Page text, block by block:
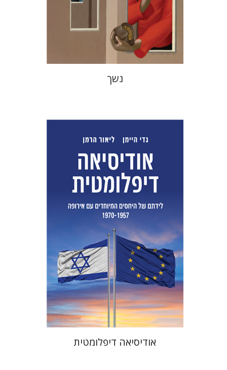
הנחת אתר ספר מודפס
$42
$38
נשך
ליאור הרמן גדי היימן
הנחת אתר ספר מודפס
$42
$38
אודיסיאה דיפלומטית